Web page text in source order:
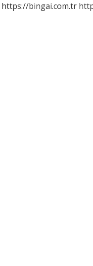
https://bingai.com.tr